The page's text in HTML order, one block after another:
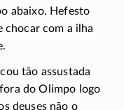
abaixo. Hefesto
chocar com a ilha
tão assustada
do Olimpo logo
deuses não o